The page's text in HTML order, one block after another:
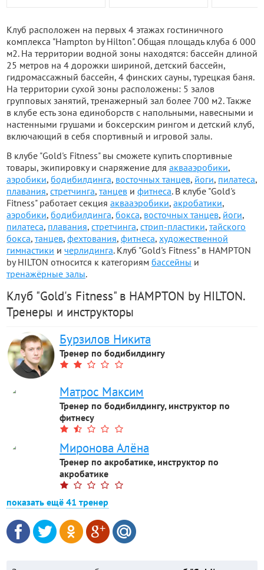
Клуб расположен на первых 4 этажах гостиничного
комплекса "Hampton by Hilton". Общая площадь клуба 6 000
м2. На территории водной зоны находятся: бассейн длиной
25 метров на 4 дорожки шириной, детский бассейн,
гидромассажный бассейн, 4 финских сауны, турецкая баня.
На территории сухой зоны расположены: 5 залов
групповых занятий, тренажерный зал более 700 м2. Также
в клубе есть зона единоборств с напольными, навесными и
настенными грушами и боксерским рингом и детский клуб,
включающий в себя спортивный и игровой залы.
В клубе "Gold's Fitness" вы сможете купить спортивные
товары, экипировку и снаряжение для аквааэробики,
аэробики, бодибилдинга, восточных танцев, йоги, пилатеса,
плавания, стретчинга, танцев и фитнеса. В клубе "Gold's
Fitness" работает секция аквааэробики, акробатики,
аэробики, бодибилдинга, бокса, восточных танцев, йоги,
пилатеса, плавания, стретчинга, стрип-пластики, тайского
бокса, танцев, фехтования, фитнеса, художественной
гимнастики и черлидинга. Клуб "Gold's Fitness" в HAMPTON
by HILTON относится к категориям бассейны и
тренажёрные залы.
Клуб "Gold's Fitness" в HAMPTON by HILTON.
Тренеры и инструкторы
Бурзилов Никита
Тренер по бодибилдингу
Матрос Максим
Тренер по бодибилдингу, инструктор по
фитнесу
Миронова Алёна
Тренер по акробатике, инструктор по
акробатике
показать ещё 41 тренер